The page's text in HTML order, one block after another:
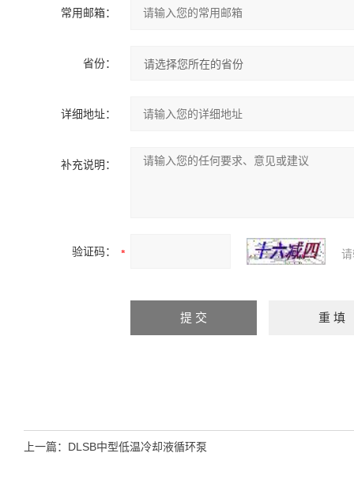
常用邮箱：
省份：
详细地址：
补充说明：
验证码：
上一篇： DLSB中型低温冷却液循环泵